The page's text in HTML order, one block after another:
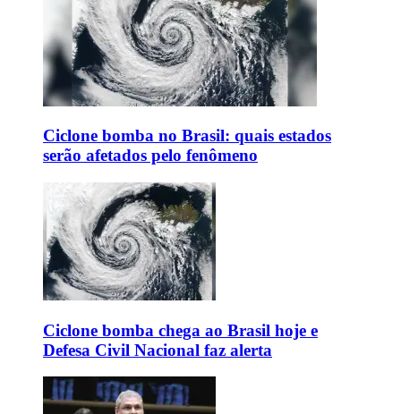
Ciclone bomba no Brasil: quais estados
serão afetados pelo fenômeno
Ciclone bomba chega ao Brasil hoje e
Defesa Civil Nacional faz alerta